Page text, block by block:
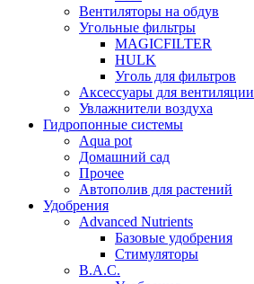
Вентиляторы на обдув
Угольные фильтры
MAGICFILTER
HULK
Уголь для фильтров
Аксессуары для вентиляции
Увлажнители воздуха
Гидропонные системы
Aqua pot
Домашний сад
Прочее
Автополив для растений
Удобрения
Advanced Nutrients
Базовые удобрения
Стимуляторы
B.A.C.